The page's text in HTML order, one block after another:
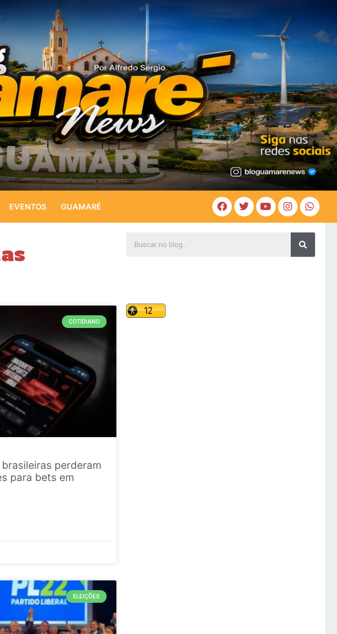
EVENTOS GUAMARÉ
COTIDIANO
perderam
para bets em
ELEIÇÕES